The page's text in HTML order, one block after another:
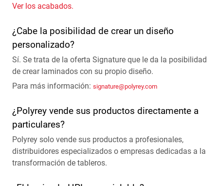
Ver los acabados.
¿Cabe la posibilidad de crear un diseño
personalizado?
Sí. Se trata de la oferta Signature que le da la posibilidad
de crear laminados con su propio diseño.
Para más información: signature@polyrey.com
¿Polyrey vende sus productos directamente a
particulares?
Polyrey solo vende sus productos a profesionales,
distribuidores especializados o empresas dedicadas a la
transformación de tableros.